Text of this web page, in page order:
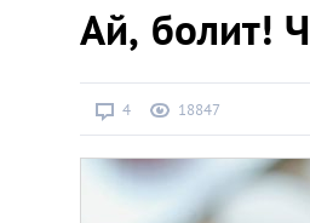
Алматы
Астана
Ай, болит!
4 18847